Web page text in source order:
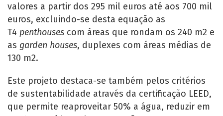
valores a partir dos 295 mil euros até aos 700 mil
euros, excluindo-se desta equação as
T4 penthouses com áreas que rondam os 240 m2 e
as garden houses, duplexes com áreas médias de
130 m2.
Este projeto destaca-se também pelos critérios
de sustentabilidade através da certificação LEED,
que permite reaproveitar 50% a água, reduzir em